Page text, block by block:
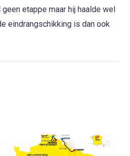
etappe maar hij haalde wel
eindrangschikking is dan ook